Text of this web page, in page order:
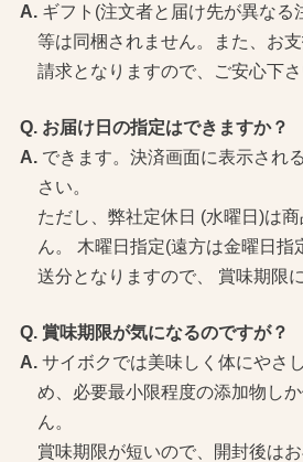
ギフト(注文者と届け先が異なる
等は同梱されません。また、お
請求となりますので、ご安心下さ
お届け日の指定はできますか？
できます。決済画面に表示され
さい。
ただし、弊社定休日 (水曜日)は
ん。 木曜日指定(遠方は金曜日指
送分となりますので、 賞味期限
賞味期限が気になるのですが？
サイボクでは美味しく体にやさ
め、必要最小限程度の添加物し
ん。
賞味期限が短いので、開封後は